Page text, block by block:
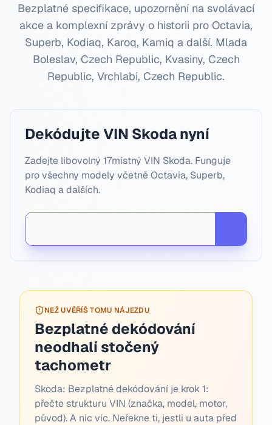
Bezplatné specifikace, upozornění na svolávací
akce a komplexní zprávy o historii pro Octavia,
Superb, Kodiaq, Karoq, Kamiq a další. Mlada
Boleslav, Czech Republic, Kvasiny, Czech
Republic, Vrchlabi, Czech Republic.
Dekódujte VIN Skoda nyní
Zadejte libovolný 17místný VIN Skoda. Funguje
pro všechny modely včetně Octavia, Superb,
Kodiaq a dalších.
NEŽ UVĚŘÍŠ TOMU NÁJEZDU
Bezplatné dekódování
neodhalí stočený
tachometr
Skoda: Bezplatné dekódování je krok 1:
přečte strukturu VIN (značka, model, motor,
původ). A nic víc. Neřekne ti, jestli u auta před